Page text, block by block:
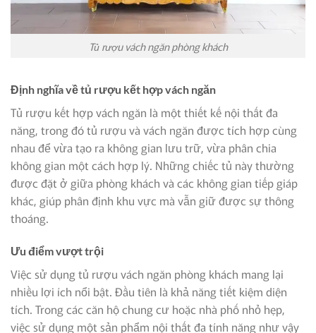
Tủ rượu vách ngăn phòng khách
Định nghĩa về tủ rượu kết hợp vách ngăn
Tủ rượu kết hợp vách ngăn là một thiết kế nội thất đa
năng, trong đó tủ rượu và vách ngăn được tích hợp cùng
nhau để vừa tạo ra không gian lưu trữ, vừa phân chia
không gian một cách hợp lý. Những chiếc tủ này thường
được đặt ở giữa phòng khách và các không gian tiếp giáp
khác, giúp phân định khu vực mà vẫn giữ được sự thông
thoáng.
Ưu điểm vượt trội
Việc sử dụng tủ rượu vách ngăn phòng khách mang lại
nhiều lợi ích nổi bật. Đầu tiên là khả năng tiết kiệm diện
tích. Trong các căn hộ chung cư hoặc nhà phố nhỏ hẹp,
việc sử dụng một sản phẩm nội thất đa tính năng như vậy